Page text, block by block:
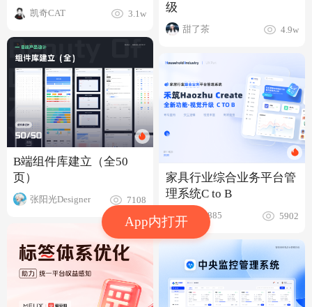
App内打开
凯奇CAT 3.1w
B端组件库建立（全50
页）
张阳光Designer 7108
级
甜了茶 4.9w
家具行业综合业务平台管
理系统C to B
Eliauk885 5902